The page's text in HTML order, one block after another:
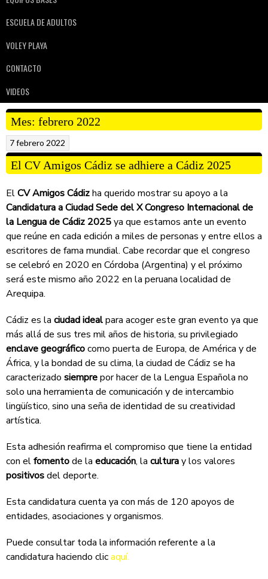
ESCUELA DE ADULTOS
VOLEY PLAYA
CONTACTO
VIDEOS
Mes: febrero 2022
7 febrero 2022
El CV Amigos Cádiz se adhiere a Cádiz 2025
ElCV Amigos Cádizha querido mostrar su apoyo a la
Candidatura a Ciudad Sede del X Congreso Internacional de
la Lengua de Cádiz 2025ya que estamos ante un evento
que reúne en cada edición a miles de personas y entre ellos a
escritores de fama mundial. Cabe recordar que el congreso
se celebró en 2020 en Córdoba (Argentina) y el próximo
será este mismo año 2022 en la peruana localidad de
Arequipa.
Cádiz es la ciudad idealpara acoger este gran evento ya que
más allá de sus tres mil años de historia, su privilegiado
enclave geográficocomo puerta de Europa, de América y de
África, y la bondad de su clima, la ciudad de Cádiz se ha
caracterizado siemprepor hacer de la Lengua Española no
solo una herramienta de comunicación y de intercambio
lingüístico, sino una seña de identidad de su creatividad
artística.
Esta adhesión reafirma el compromiso que tiene la entidad
con elfomentode la educación, la culturay los valores
positivosdel deporte.
Esta candidatura cuenta ya con más de 120 apoyos de
entidades, asociaciones y organismos.
Puede consultar toda la información referente a la
candidatura haciendo clicaquí.